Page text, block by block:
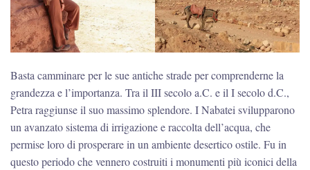
Basta camminare per le sue antiche strade per comprenderne la
grandezza e l’importanza. Tra il III secolo a.C. e il I secolo d.C.,
Petra raggiunse il suo massimo splendore. I Nabatei svilupparono
un avanzato sistema di irrigazione e raccolta dell’acqua, che
permise loro di prosperare in un ambiente desertico ostile. Fu in
questo periodo che vennero costruiti i monumenti più iconici della